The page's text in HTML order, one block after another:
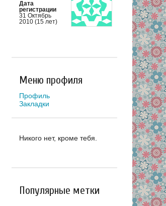
Дата
регистрации
31 Октябрь
2010 (15 лет)
Меню профиля
Профиль
Закладки
Никого нет, кроме тебя.
Популярные метки